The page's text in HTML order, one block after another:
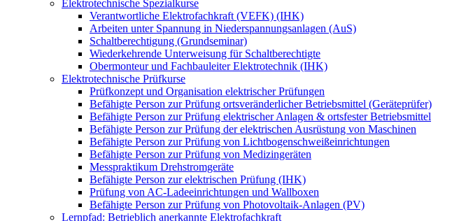
Elektrotechnische Spezialkurse
Verantwortliche Elektrofachkraft (VEFK) (IHK)
Arbeiten unter Spannung in Niederspannungsanlagen (AuS)
Schaltberechtigung (Grundseminar)
Wiederkehrende Unterweisung für Schaltberechtigte
Obermonteur und Fachbauleiter Elektrotechnik (IHK)
Elektrotechnische Prüfkurse
Prüfkonzept und Organisation elektrischer Prüfungen
Befähigte Person zur Prüfung ortsveränderlicher Betriebsmittel (Geräteprüfer)
Befähigte Person zur Prüfung elektrischer Anlagen & ortsfester Betriebsmittel
Befähigte Person zur Prüfung der elektrischen Ausrüstung von Maschinen
Befähigte Person zur Prüfung von Lichtbogenschweißeinrichtungen
Befähigte Person zur Prüfung von Medizingeräten
Messpraktikum Drehstromgeräte
Befähigte Person zur elektrischen Prüfung (IHK)
Prüfung von AC-Ladeeinrichtungen und Wallboxen
Befähigte Person zur Prüfung von Photovoltaik-Anlagen (PV)
Lernpfad: Betrieblich anerkannte Elektrofachkraft